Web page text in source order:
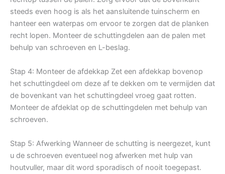
steeds even hoog is als het aansluitende tuinscherm en
hanteer een waterpas om ervoor te zorgen dat de planken
recht lopen. Monteer de schuttingdelen aan de palen met
behulp van schroeven en L-beslag.
Stap 4: Monteer de afdekkap Zet een afdekkap bovenop
het schuttingdeel om deze af te dekken om te vermijden dat
de bovenkant van het schuttingdeel vroeg gaat rotten.
Monteer de afdeklat op de schuttingdelen met behulp van
schroeven.
Stap 5: Afwerking Wanneer de schutting is neergezet, kunt
u de schroeven eventueel nog afwerken met hulp van
houtvuller, maar dit word sporadisch of nooit toegepast.